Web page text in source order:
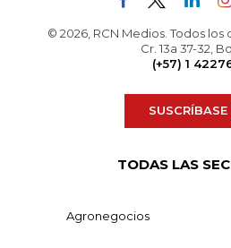
© 2026, RCN Medios. Todos
Cr. 13a 37-32,
(+57) 1
SUSCRÍBASE
TODAS LAS
Agronegocios